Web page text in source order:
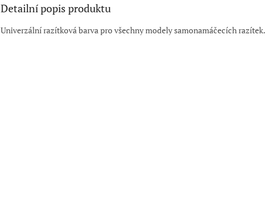
Detailní popis produktu
Univerzální razítková barva pro všechny modely samonamáčecích razítek.